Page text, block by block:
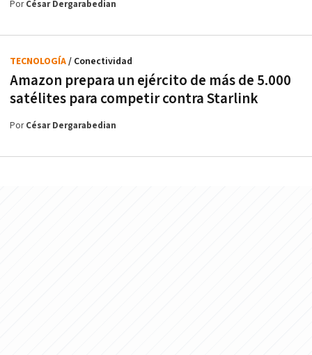
PorCésar Dergarabedian
Amazon prepara un ejército de más de 5.000
satélites para competir contra Starlink
TECNOLOGÍA/ Conectividad
PorCésar Dergarabedian